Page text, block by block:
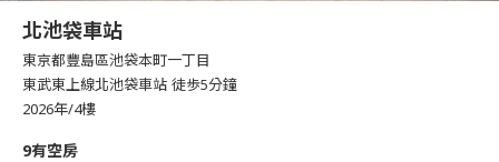
北池袋車站
東京都豐島區池袋本町一丁目
東武東上線北池袋車站 徒歩5分鐘
2026年/4樓
9有空房